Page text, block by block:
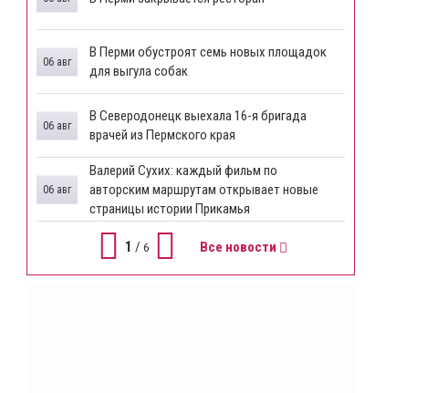
​В Перми обустроят семь новых площадок
для выгула собак
06 авг
В Северодонецк выехала 16-я бригада
врачей из Пермского края
06 авг
​Валерий Сухих: каждый фильм по
авторским маршрутам открывает новые
страницы истории Прикамья
06 авг
1 / 6 Все новости